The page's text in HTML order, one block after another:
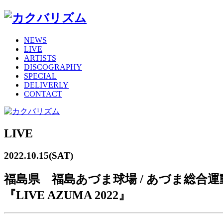
NEWS
LIVE
ARTISTS
DISCOGRAPHY
SPECIAL
DELIVERLY
CONTACT
LIVE
2022.10.15(SAT)
福島県 福島あづま球場 / あづま総合運
『LIVE AZUMA 2022』